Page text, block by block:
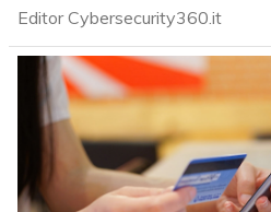
Editor Cybersecurity360.it